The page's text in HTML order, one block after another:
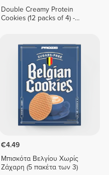
Double Creamy Protein
Cookies (12 packs of 4) -
€4.49
Μπισκότα Βελγίου Χωρίς
Ζάχαρη (5 πακέτα των 3)